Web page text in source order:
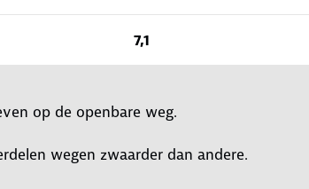
7,1
op de openbare weg.
wegen zwaarder dan andere.